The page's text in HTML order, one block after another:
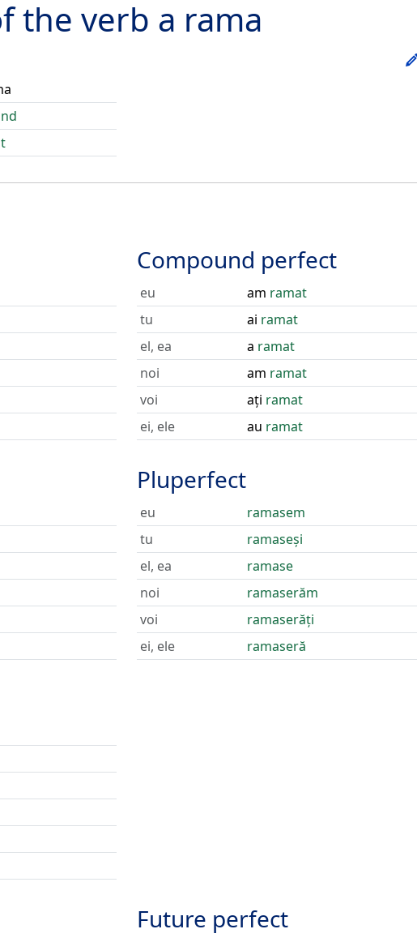
the verb a rama
Compound perfect
eu am ramat
tu
ai ramat
el, ea
a ramat
noi
am ramat
voi
ați ramat
ei, ele
au ramat
Pluperfect
eu
ramasem
tu
ramaseși
el, ea
ramase
noi
ramaserăm
voi
ramaserăți
ei, ele
ramaseră
Future perfect